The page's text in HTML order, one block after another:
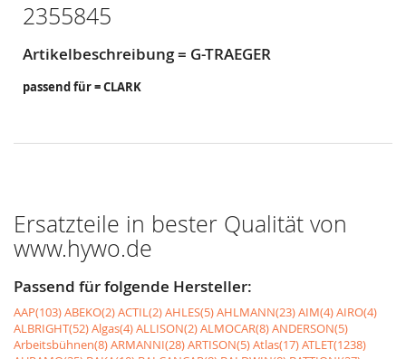
2355845
Artikelbeschreibung = G-TRAEGER
passend für = CLARK
Ersatzteile in bester Qualität von
www.hywo.de
Passend für folgende Hersteller:
AAP(103)ABEKO(2)ACTIL(2)AHLES(5)AHLMANN(23)AIM(4)AIRO(4)
ALBRIGHT(52)Algas(4)ALLISON(2)ALMOCAR(8)ANDERSON(5)
Arbeitsbühnen(8)ARMANNI(28)ARTISON(5)Atlas(17)ATLET(1238)